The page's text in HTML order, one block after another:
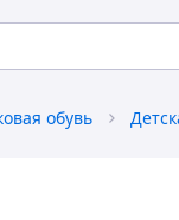
обувь